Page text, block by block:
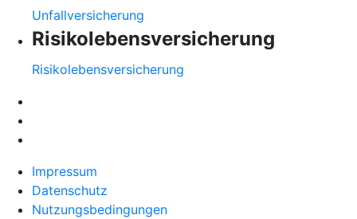
Unfallversicherung
Risikolebensversicherung
Risikolebensversicherung
Impressum
Datenschutz
Nutzungsbedingungen